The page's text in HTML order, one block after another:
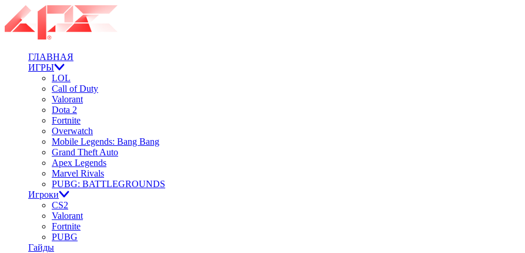
ГЛАВНАЯ
ИГРЫ
LOL
Call of Duty
Valorant
Dota 2
Fortnite
Overwatch
Mobile Legends: Bang Bang
Grand Theft Auto
Apex Legends
Marvel Rivals
PUBG: BATTLEGROUNDS
Игроки
CS2
Valorant
Fortnite
PUBG
Гайды